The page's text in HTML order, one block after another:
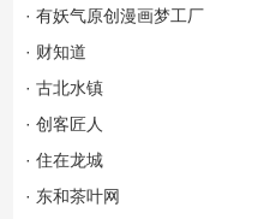
· 有妖气原创漫画梦工厂
· 财知道
· 古北水镇
· 创客匠人
· 住在龙城
· 东和茶叶网